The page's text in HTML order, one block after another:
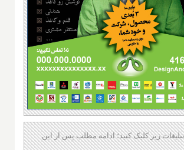
زیر کلیک کنید؛ ادامه مطلب پس از این